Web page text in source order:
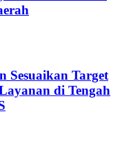
Sesuaikan Target
di Tengah